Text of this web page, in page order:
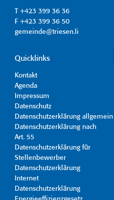
T +423 399 36 36
F +423 399 36 50
gemeinde@triesen.li
Quicklinks
Kontakt
Agenda
Impressum
Datenschutz
Datenschutzerklärung allgemein
Datenschutzerklärung nach
Art. 55
Datenschutzerklärung für
Stellenbewerber
Datenschutzerklärung
Internet
Datenschutzerklärung